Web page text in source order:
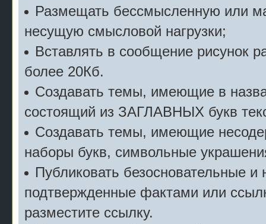
Размещать бессмысленную или
несущую смысловой нагрузки;
Вставлять в сообщение рисунок
более 20Кб.
Создавать темы, имеющие в
состоящий из ЗАГЛАВНЫХ букв
Создавать темы, имеющие
наборы букв, символьные
Публиковать безосновательные
подтвержденные фактами или
разместите ссылку.